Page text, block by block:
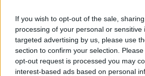
If you wish to opt-out of the sale,
processing of your personal or sensitive
targeted advertising by us, please use
section to confirm your selection.
opt-out request is processed you may
interest-based ads based on personal